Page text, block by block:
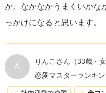
か。なかなかうまくいかな
っかけになると思います。
A
りんこさん （33歳・
恋愛マスターランキン